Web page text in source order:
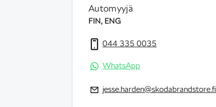
Automyyjä
FIN, ENG
044 335 0035
WhatsApp
jesse.harden@skodabrandstore.fi